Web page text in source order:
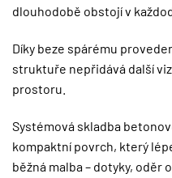
dlouhodobě obstojí v
Díky beze spárému
struktuře nepřidává další
prostoru.
Systémová skladba
kompaktní povrch, který
běžná malba – dotyky, oděr